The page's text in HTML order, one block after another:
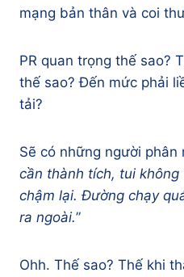
mạng bản thân và coi
PR quan trọng thế sao?
thế sao? Đến mức phải
tải?
Sẽ có những người phân
cần thành tích, tui
chậm lại. Đường chạy
ra ngoài.”
Ohh. Thế sao? Thế khi